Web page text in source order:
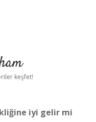
keşfet!
iyi gelir mi